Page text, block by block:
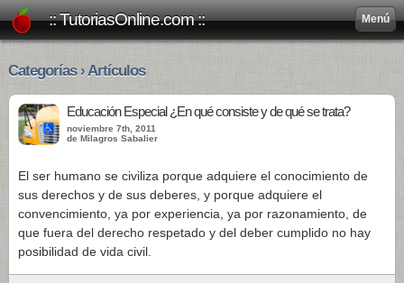
:: TutoriasOnline.com :: Menú
Categorías › Artículos
Educación Especial ¿En qué consiste y de qué se trata?
noviembre 7th, 2011
de Milagros Sabalier
El ser humano se civiliza porque adquiere el conocimiento de
sus derechos y de sus deberes, y porque adquiere el
convencimiento, ya por experiencia, ya por razonamiento, de
que fuera del derecho respetado y del deber cumplido no hay
posibilidad de vida civil.